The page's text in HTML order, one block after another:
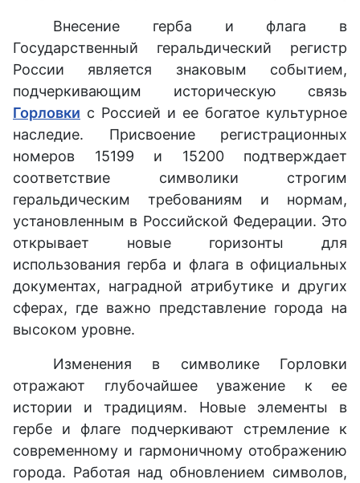
Внесение герба и флага в
Государственный геральдический регистр
России является знаковым событием,
подчеркивающим историческую связь
Горловки с Россией и ее богатое культурное
наследие. Присвоение регистрационных
номеров 15199 и 15200 подтверждает
соответствие символики строгим
геральдическим требованиям и нормам,
установленным в Российской Федерации. Это
открывает новые горизонты для
использования герба и флага в официальных
документах, наградной атрибутике и других
сферах, где важно представление города на
высоком уровне.
Изменения в символике Горловки
отражают глубочайшее уважение к ее
истории и традициям. Новые элементы в
гербе и флаге подчеркивают стремление к
современному и гармоничному отображению
города. Работая над обновлением символов,